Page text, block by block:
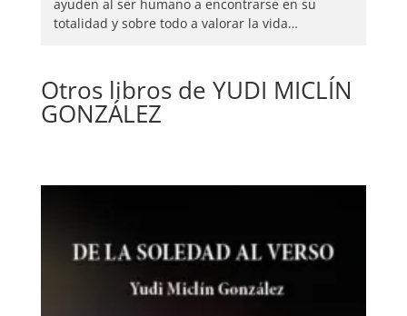
ayuden al ser humano a encontrarse en su
totalidad y sobre todo a valorar la vida…
Otros libros de YUDI MICLÍN
GONZÁLEZ